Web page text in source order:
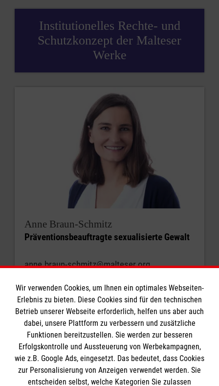
Institutionelles Rechte- und
Schutzkonzept der Malteser
Werke
Anne Braun-Schmitz
Präventionsbeauftragte sexualisierte Gewalt
anne.braun-schmitz@malteser.org
Das Antoniuskolleg
Wir verwenden Cookies, um Ihnen ein optimales Webseiten-
Erlebnis zu bieten. Diese Cookies sind für den technischen
Betrieb unserer Webseite erforderlich, helfen uns aber auch
dabei, unsere Plattform zu verbessern und zusätzliche
Funktionen bereitzustellen. Sie werden zur besseren
Erfolgskontrolle und Aussteuerung von Werbekampagnen,
wie z.B. Google Ads, eingesetzt. Das bedeutet, dass Cookies
zur Personalisierung von Anzeigen verwendet werden. Sie
entscheiden selbst, welche Kategorien Sie zulassen